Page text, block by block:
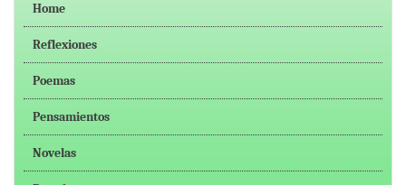
Home
Reflexiones
Poemas
Pensamientos
Novelas